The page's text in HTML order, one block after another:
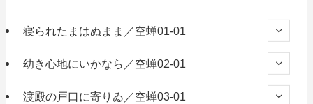
寝られたまはぬまま／空蝉01-01
幼き心地にいかなら／空蝉02-01
渡殿の戸口に寄りゐ／空蝉03-01